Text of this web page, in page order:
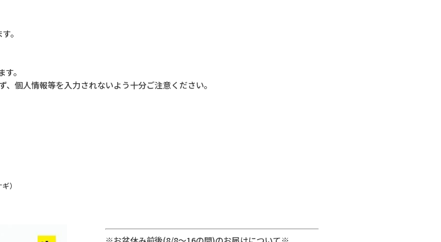
。
。
個人情報等を入力されないよう十分ご注意ください。
）